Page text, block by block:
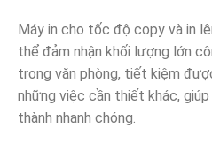
Máy in cho tốc độ copy và in
thể đảm nhận khối lượng lớn
trong văn phòng, tiết kiệm
những việc cần thiết khác,
thành nhanh chóng.